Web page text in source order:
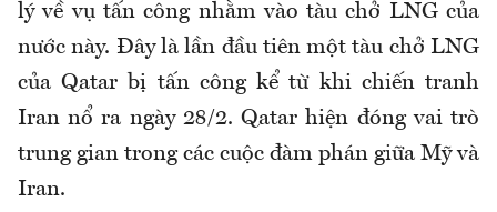
lý về vụ tấn công nhằm vào tàu chở LNG của
nước này. Đây là lần đầu tiên một tàu chở LNG
của Qatar bị tấn công kể từ khi chiến tranh
Iran nổ ra ngày 28/2. Qatar hiện đóng vai trò
trung gian trong các cuộc đàm phán giữa Mỹ và
Iran.